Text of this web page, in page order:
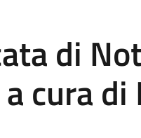
di
cura